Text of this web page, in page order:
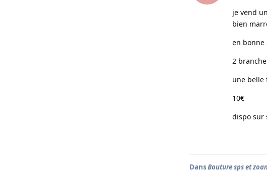
je vend
bien
en bonne
2
une belle
10€
dispo sur
DansBouture sps et